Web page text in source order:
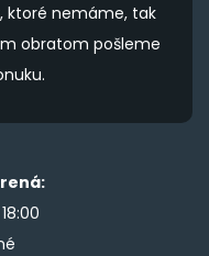
ktoré nemáme, tak
obratom pošleme